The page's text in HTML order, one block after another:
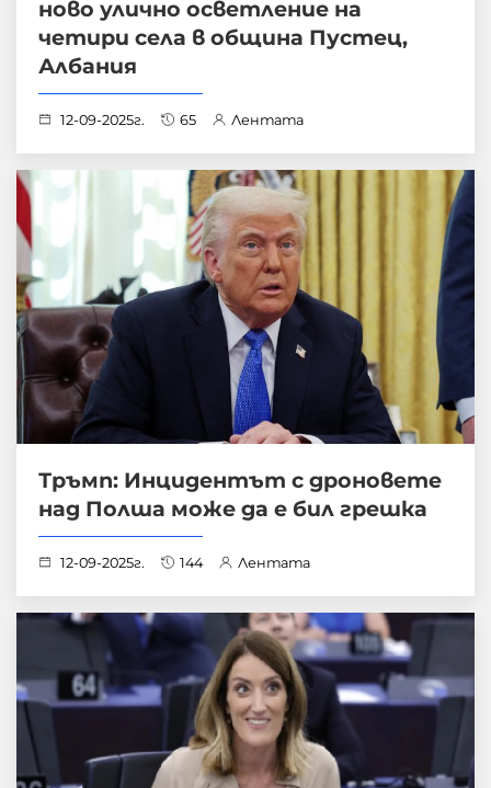
ново улично осветление на
четири села в община Пустец,
Албания
12-09-2025г. 65 Лентата
Тръмп: Инцидентът с дроновете
над Полша може да е бил грешка
12-09-2025г. 144 Лентата